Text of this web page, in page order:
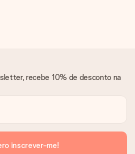
recebe 10% de desconto na
inscrever-me!